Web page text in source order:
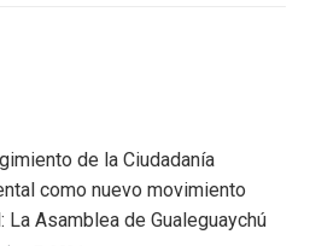
de la Ciudadanía
como nuevo movimiento
La Asamblea de Gualeguaychú